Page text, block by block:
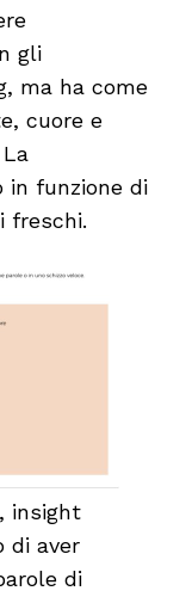
gli
ma ha come
cuore e
La
in funzione di
freschi.
insight
di aver
di